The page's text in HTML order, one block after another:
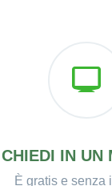
CHIEDI IN UN
È gratis e senza